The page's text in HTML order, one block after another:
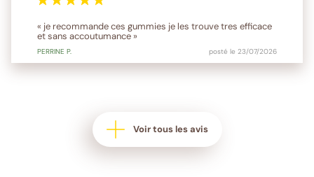
« je recommande ces gummies je les trouve tres efficace
et sans accoutumance »
PERRINE P. posté le 23/07/2026
Voir tous les avis